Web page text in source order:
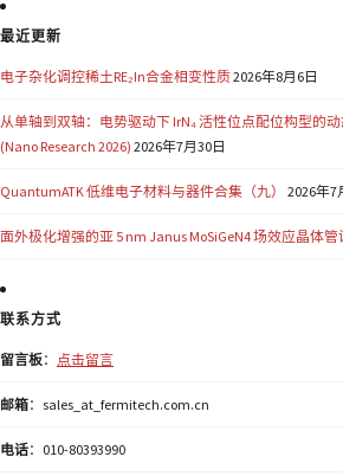
最近更新
电子杂化调控稀土RE₂In合金相变性质2026年8月6日
从单轴到双轴：电势驱动下 IrN₄ 活性位点配位构型的
(Nano Research 2026) 2026年7月30日
QuantumATK 低维电子材料与器件合集（九） 2026年7
面外极化增强的亚 5 nm Janus MoSiGeN4 场效应晶体管
联系方式
留言板： 点击留言
邮箱：sales_at_fermitech.com.cn
电话：010-80393990